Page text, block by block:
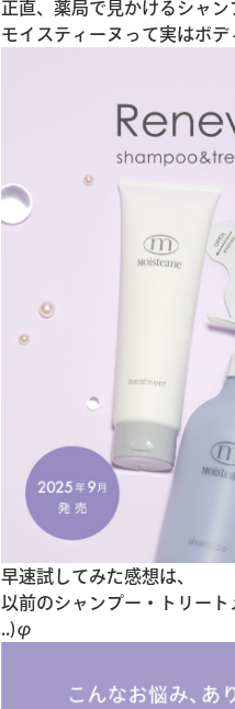
正直、薬局で見かけるシャン
モイスティーヌって実はボ
早速試してみた感想は、
以前のシャンプー・トリー
..)φ